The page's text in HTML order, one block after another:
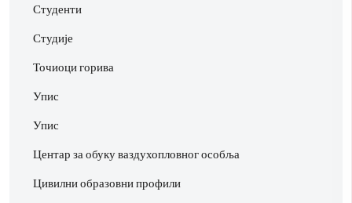
Студенти
Студије
Точиоци горива
Упис
Упис
Центар за обуку ваздухопловног особља
Цивилни образовни профили